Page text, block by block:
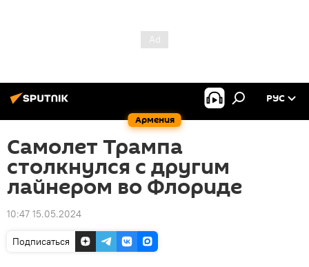
Армения
РУС
Самолет Трампа
столкнулся с другим
лайнером во Флориде
10:47 15.05.2024
Подписаться